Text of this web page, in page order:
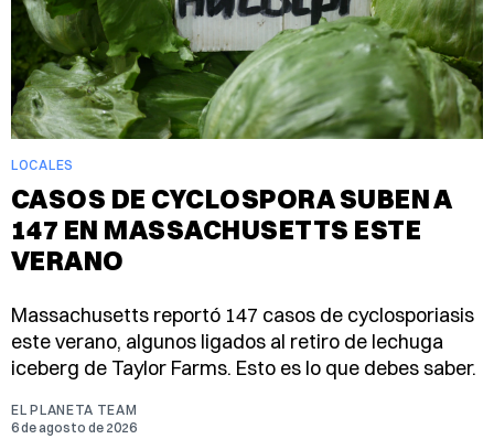
LOCALES
CASOS DE CYCLOSPORA SUBEN A
147 EN MASSACHUSETTS ESTE
VERANO
Massachusetts reportó 147 casos de cyclosporiasis
este verano, algunos ligados al retiro de lechuga
iceberg de Taylor Farms. Esto es lo que debes saber.
EL PLANETA TEAM
6 de agosto de 2026